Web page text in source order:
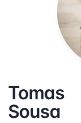
Tomas
Sousa